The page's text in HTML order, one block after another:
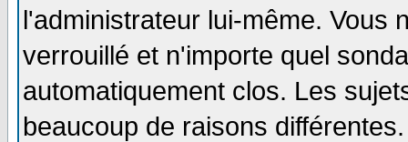
l'administrateur lui-même. Vous
verrouillé et n'importe quel
automatiquement clos. Les
beaucoup de raisons différentes.